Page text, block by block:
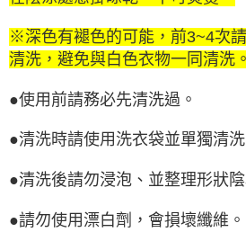
※深色有褪色的可能，前3~4次
清洗，避免與白色衣物一同清洗。
●使用前請務必先清洗過。
●清洗時請使用洗衣袋並單獨清洗
●清洗後請勿浸泡、並整理形狀陰
●請勿使用漂白劑，會損壞纖維。